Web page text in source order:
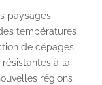
paysages
températures
de cépages.
à la
régions